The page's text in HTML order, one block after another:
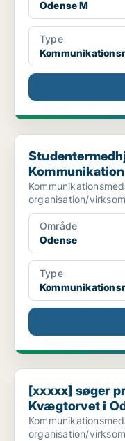
Odense M
Type
Studentermedhjælper
organisation/
Område
Odense
Type
[xxxxx] søger
[xxxxx] søger
Kvægtorvet i
organisation/